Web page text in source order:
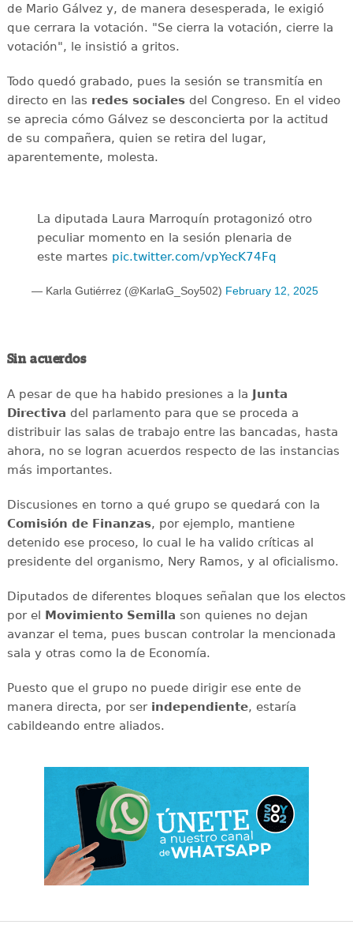
de Mario Gálvez y, de manera desesperada, le exigió
que cerrara la votación. "Se cierra la votación, cierre la
votación", le insistió a gritos.
Todo quedó grabado, pues la sesión se transmitía en
directo en las redes socialesdel Congreso. En el video
se aprecia cómo Gálvez se desconcierta por la actitud
de su compañera, quien se retira del lugar,
aparentemente, molesta.
La diputada Laura Marroquín protagonizó otro
peculiar momento en la sesión plenaria de
este martes pic.twitter.com/vpYecK74Fq
— Karla Gutiérrez (@KarlaG_Soy502) February 12, 2025
Sin acuerdos
A pesar de que ha habido presiones a la Junta
Directiva del parlamento para que se proceda a
distribuir las salas de trabajo entre las bancadas, hasta
ahora, no se logran acuerdos respecto de las instancias
más importantes.
Discusiones en torno a qué grupo se quedará con la
Comisión de Finanzas, por ejemplo, mantiene
detenido ese proceso, lo cual le ha valido críticas al
presidente del organismo, Nery Ramos, y al oficialismo.
Diputados de diferentes bloques señalan que los electos
por el Movimiento Semilla son quienes no dejan
avanzar el tema, pues buscan controlar la mencionada
sala y otras como la de Economía.
Puesto que el grupo no puede dirigir ese ente de
manera directa, por serindependiente, estaría
cabildeando entre aliados.